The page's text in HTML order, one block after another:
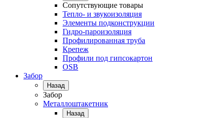
Сопутствующие товары
Тепло- и звукоизоляция
Элементы подконструкции
Гидро-пароизоляция
Профилированная труба
Крепеж
Профили под гипсокартон
OSB
Забор
Назад
Забор
Металлоштакетник
Назад